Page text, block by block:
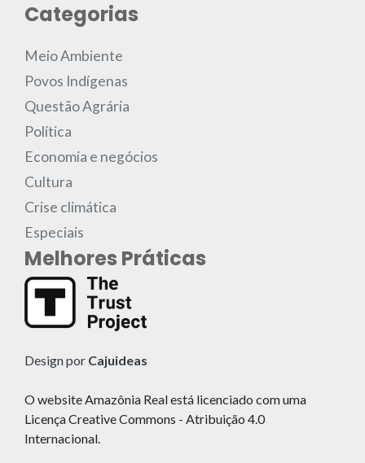
Categorias
Meio Ambiente
Povos Indígenas
Questão Agrária
Política
Economia e negócios
Cultura
Crise climática
Especiais
Melhores Práticas
Design por Cajuideas
O website Amazônia Real está licenciado com uma
Licença Creative Commons - Atribuição 4.0
Internacional.